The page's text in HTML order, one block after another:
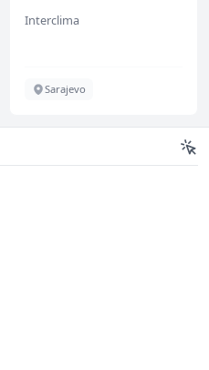
Interclima
Sarajevo